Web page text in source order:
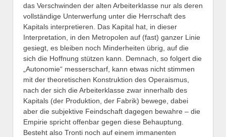
das Verschwinden der alten Arbeiterklasse nur als deren
vollständige Unterwerfung unter die Herrschaft des
Kapitals interpretieren. Das Kapital hat, in dieser
Interpretation, in den Metropolen auf (fast) ganzer Linie
gesiegt, es bleiben noch Minderheiten übrig, auf die
sich die Hoffnung stützen kann. Demnach, so folgert die
„Autonomie“ messerscharf, kann etwas nicht stimmen
mit der theoretischen Konstruktion des Operaismus,
nach der sich die Arbeiterklasse zwar innerhalb des
Kapitals (der Produktion, der Fabrik) bewege, dabei
aber die subjektive Feindschaft dagegen bewahre – die
Empirie spricht offenbar gegen diese Behauptung.
Besteht also Tronti noch auf einem immanenten